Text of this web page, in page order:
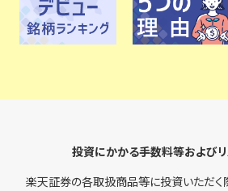
投資にかかる手数料等および
楽天証券の各取扱商品等に投資いただく